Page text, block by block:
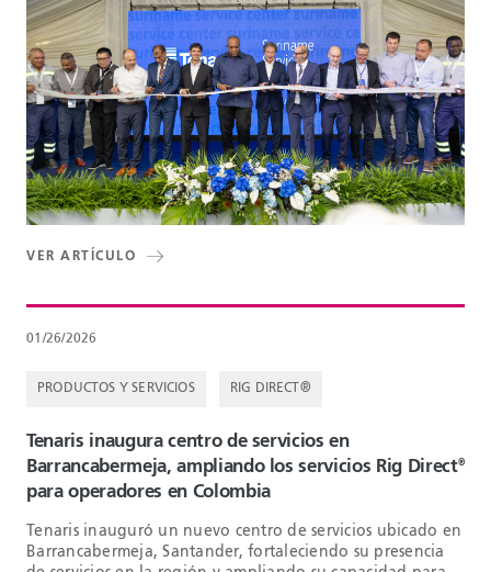
VER ARTÍCULO
01/26/2026
PRODUCTOS Y SERVICIOS RIG DIRECT®
Tenaris inaugura centro de servicios en
Barrancabermeja, ampliando los servicios Rig Direct®
para operadores en Colombia
Tenaris inauguró un nuevo centro de servicios ubicado en
Barrancabermeja, Santander, fortaleciendo su presencia